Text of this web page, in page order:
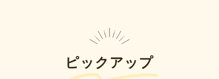
ピックアップ